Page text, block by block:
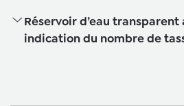
Réservoir d’eau
indication du nombre de